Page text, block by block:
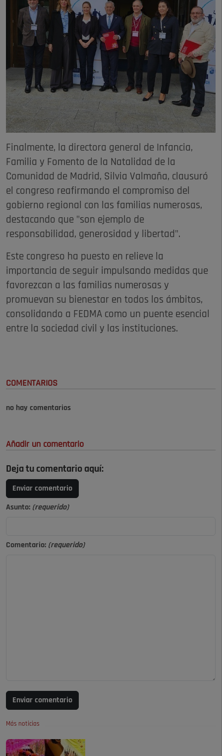
Finalmente, la directora general de Infancia,
Familia y Fomento de la Natalidad de la
Comunidad de Madrid, Silvia Valmaña, clausuró
el congreso reafirmando el compromiso del
gobierno regional con las familias numerosas,
destacando que "son ejemplo de
responsabilidad, generosidad y libertad".
Este congreso ha puesto en relieve la
importancia de seguir impulsando medidas que
favorezcan a las familias numerosas y
promuevan su bienestar en todos los ámbitos,
consolidando a FEDMA como un puente esencial
entre la sociedad civil y las instituciones.
COMENTARIOS
no hay comentarios
Añadir un comentario
Deja tu comentario aquí:
Enviar comentario
Asunto: (requerido)
Comentario: (requerido)
Enviar comentario
Más noticias